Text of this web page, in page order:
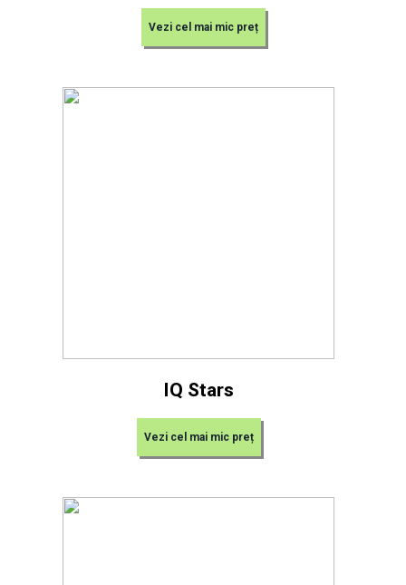
Vezi cel mai mic preț
IQ Stars
Vezi cel mai mic preț